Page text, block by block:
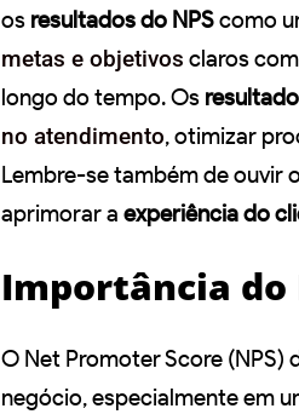
os resultados do NPScomo
metas e objetivos claros
longo do tempo. Os
no atendimento, otimizar
Lembre-se também de ouvir
aprimorar a experiência do
Importância do
O Net Promoter Score (NPS)
negócio, especialmente em